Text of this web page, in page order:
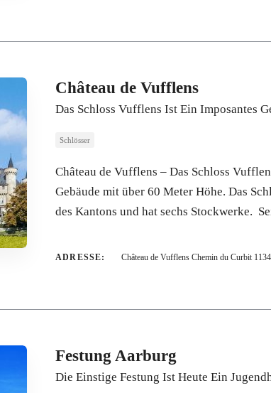
Château de Vufflens
Das Schloss Vufflens Ist Ein Imposantes
Schlösser
Château de Vufflens – Das Schloss
Gebäude mit über 60 Meter Höhe. Das
des Kantons und hat sechs Stockwerke.
ADRESSE: Château de Vufflens Chemin du Curbit
Festung Aarburg
Die Einstige Festung Ist Heute Ein